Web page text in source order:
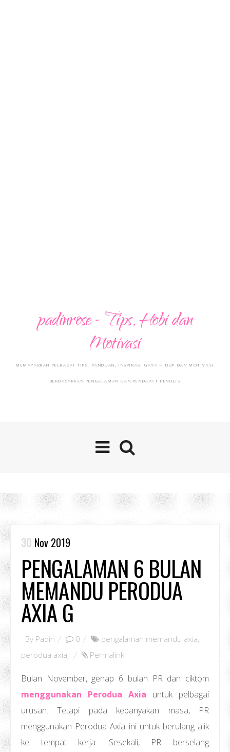
padinrose - Tips, Hobi dan
Motivasi
MEMAPARKAN PELBAGAI TIPS, PANDUAN, INSPIRASI GAYA HIDUP DAN MOTIVASI
BERDASARKAN PENGALAMAN DAN PENDAPAT PENULIS
30 Nov 2019
PENGALAMAN 6 BULAN
MEMANDU PERODUA
AXIA G
By Padin 0 pengalaman memandu axia,
perodua axia, Permalink
Bulan November, genap 6 bulan PR dan ciktom
menggunakan Perodua Axia untuk pelbagai
urusan. Tetapi pada kebanyakan masa, PR
menggunakan Perodua Axia ini untuk berulang alik
ke tempat kerja. Sesekali, PR berselang